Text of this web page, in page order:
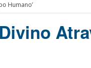
Humano’